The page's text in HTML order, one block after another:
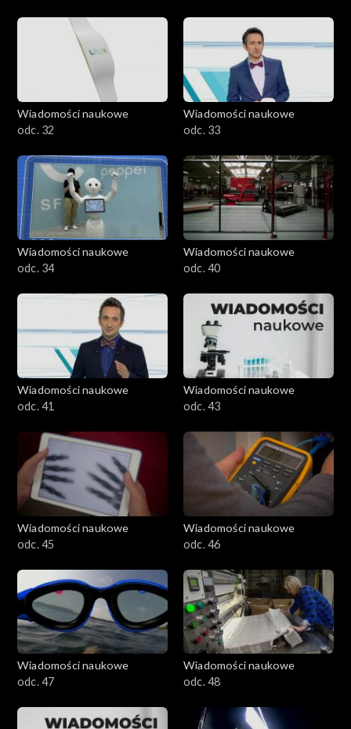
Wiadomości naukowe
odc. 32
Wiadomości naukowe
odc. 33
Wiadomości naukowe
odc. 34
Wiadomości naukowe
odc. 40
Wiadomości naukowe
odc. 41
Wiadomości naukowe
odc. 43
Wiadomości naukowe
odc. 45
Wiadomości naukowe
odc. 46
Wiadomości naukowe
odc. 47
Wiadomości naukowe
odc. 48